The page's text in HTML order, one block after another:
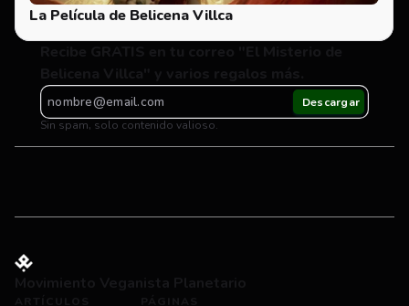
La Película de Belicena Villca
Sin spam, solo contenido valioso.